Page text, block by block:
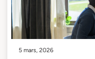
5 mars, 2026